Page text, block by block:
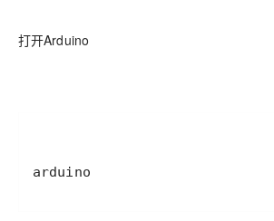
打开Arduino
arduino